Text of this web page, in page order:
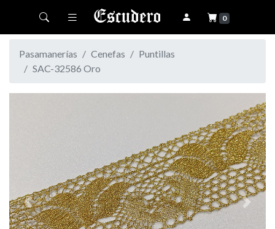
Toggle navigation 0
Pasamanerías Cenefas
Puntillas
SAC-32586 Oro
Previous Next